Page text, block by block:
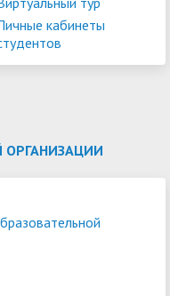
кабинеты
ОРГАНИЗАЦИИ